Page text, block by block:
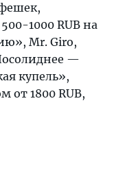
1000 RUB на
Mr. Giro,
—
купель»,
от 1800 RUB,